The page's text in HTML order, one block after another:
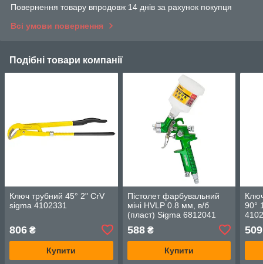
Повернення товару впродовж 14 днів за рахунок покупця
Всі умови повернення
Подібні товари компанії
Ключ трубний 45° 2" CrV
sigma 4102331
806 ₴
Купити
Пістолет фарбувальний
міні HVLP 0.8 мм, в/б
(пласт) Sigma 6812041
588₴
Купити
90°
509